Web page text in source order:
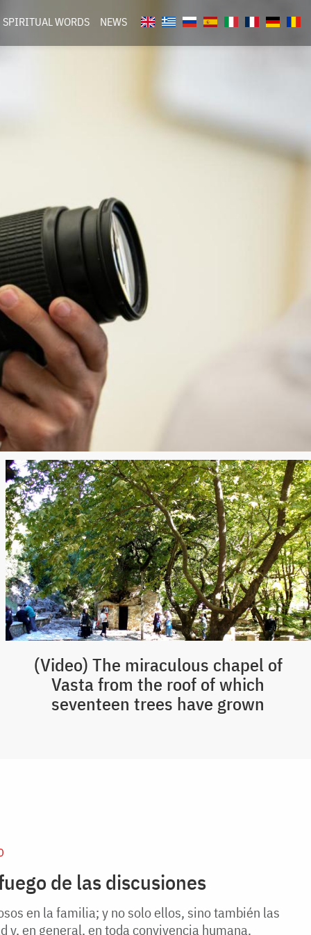
SPIRITUAL WORDS NEWS
(Video) The miraculous chapel of
Vasta from the roof of which
seventeen trees have grown
de las discusiones
en la familia; y no solo ellos, sino también las
y, en general, en toda convivencia humana.